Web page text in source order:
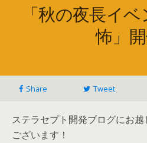
「秋の夜長イ
怖」
Share Tweet
ステラセプト開発ブログにお
ございます！